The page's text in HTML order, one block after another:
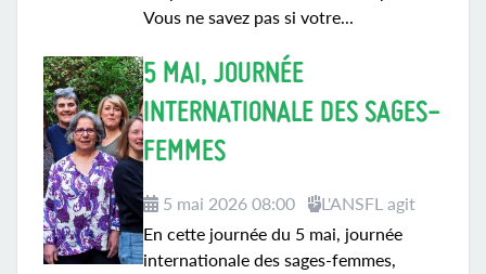
Vous ne savez pas si votre...
5 MAI, JOURNÉE
INTERNATIONALE DES SAGES-
FEMMES
5 mai 2026 08:00
L'ANSFL agit
En cette journée du 5 mai, journée
internationale des sages-femmes,